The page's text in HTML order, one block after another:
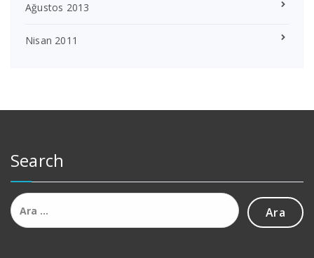
Ağustos 2013
Nisan 2011
Search
Arama: